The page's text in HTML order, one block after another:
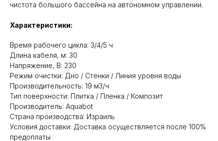
чистота большого бассейна на автономном управлении.
Характеристики:
Время рабочего цикла: 3/4/5 ч
Длина кабеля, м: 30
Напряжение, В: 230
Режим очистки: Дно / Стенки / Линия уровня воды
Производительность: 19 м3/ч
Тип поверхности: Плитка / Пленка / Композит
Производитель: Aquabot
Cтрана производства: Израиль
Условия доставки: Доставка осуществляется после 100%
предоплаты